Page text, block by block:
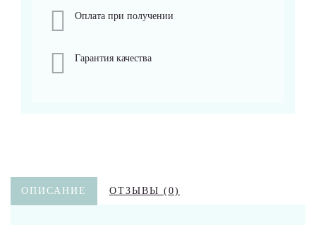
Оплата при получении
Гарантия качества
ОПИСАНИЕ ОТЗЫВЫ (0)